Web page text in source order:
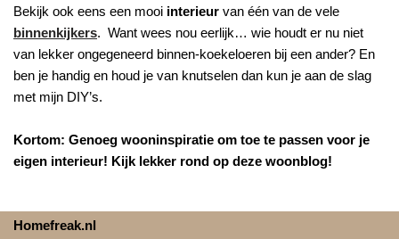
Bekijk ook eens een mooi interieur van één van de vele
binnenkijkers. Want wees nou eerlijk… wie houdt er nu niet
van lekker ongegeneerd binnen-koekeloeren bij een ander? En
ben je handig en houd je van knutselen dan kun je aan de slag
met mijn DIY’s.
Kortom: Genoeg wooninspiratie om toe te passen voor je
eigen interieur! Kijk lekker rond op deze woonblog!
Homefreak.nl